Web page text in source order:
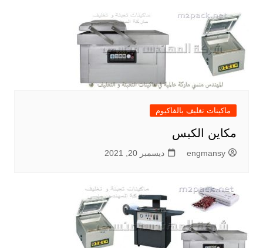
ماكينات تغليف بالفاكيوم
مكاين الكبس
engmansy ديسمبر 20, 2021